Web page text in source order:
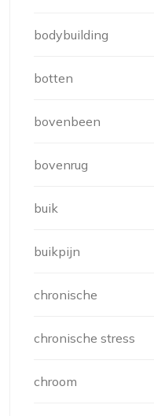
bodybuilding
botten
bovenbeen
bovenrug
buik
buikpijn
chronische
chronische stress
chroom